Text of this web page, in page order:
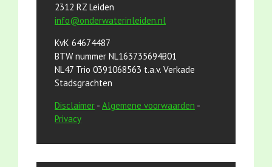
2312 RZ Leiden
info@onderwaterinleiden.nl
KvK 64674487
BTW nummer NL163735694B01
NL47 Trio 0391068563 t.a.v. Verkade
Stadsgrachten
Disclaimer - Algemene voorwaarden -
Privacy